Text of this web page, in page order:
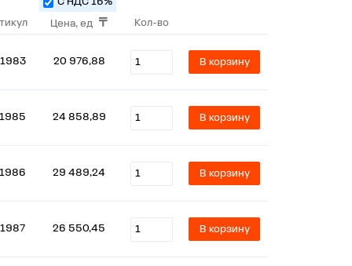
Цена, ед
Кол-во
20 976,88 В корзину
24 858,89 В корзину
29 489,24 В корзину
26 550,45 В корзину